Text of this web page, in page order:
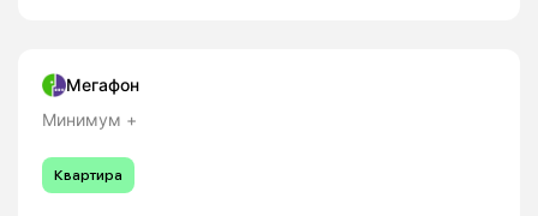
Мегафон
Минимум +
Квартира